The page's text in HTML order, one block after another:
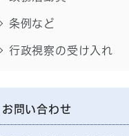
条例など
行政視察の受け入れ
お問い合わせ